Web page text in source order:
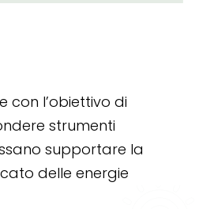
con l’obiettivo di
strumenti
supportare la
delle energie